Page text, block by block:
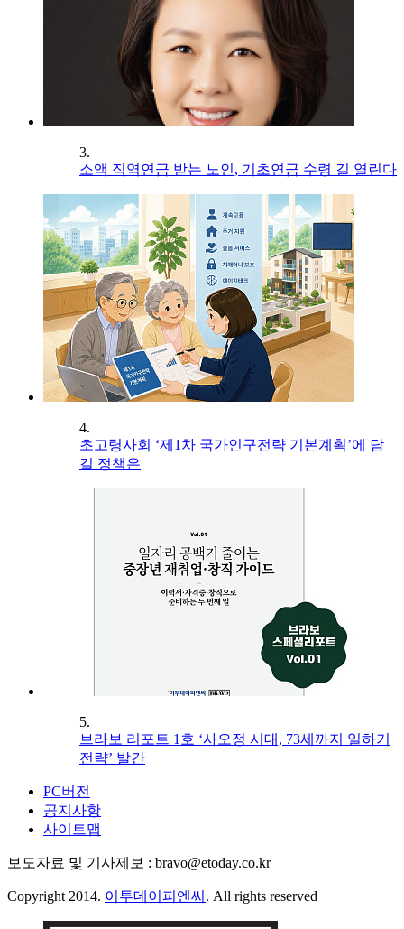
3.
소액 직역연금 받는 노인, 기초연금 수령 길 열린다
4.
초고령사회 ‘제1차 국가인구전략 기본계획’에 담
길 정책은
5.
브라보 리포트 1호 ‘사오정 시대, 73세까지 일하기
전략’ 발간
PC버전
공지사항
사이트맵
보도자료 및 기사제보 : bravo@etoday.co.kr
Copyright 2014. 이투데이피엔씨 . All rights reserved